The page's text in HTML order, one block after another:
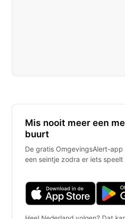
Mis nooit meer een
buurt
De gratis OmgevingsAlert-
een seintje zodra er iets